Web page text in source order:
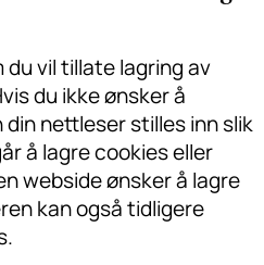
du vil tillate lagring av
du ikke ønsker å
nettleser stilles inn slik
å lagre cookies eller
webside ønsker å lagre
kan også tidligere